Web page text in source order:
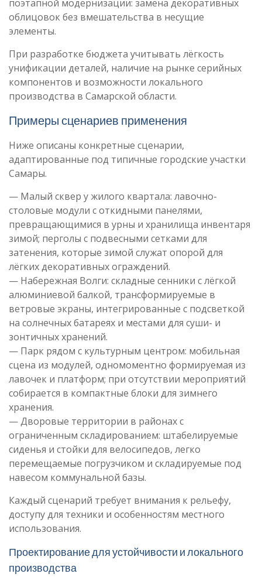
поэтапной модернизации: замена декоративных
облицовок без вмешательства в несущие
элементы.
При разработке бюджета учитывать лёгкость
унификации деталей, наличие на рынке серийных
компонентов и возможности локального
производства в Самарской области.
Примеры сценариев применения
Ниже описаны конкретные сценарии,
адаптированные под типичные городские участки
Самары.
— Малый сквер у жилого квартала: лавочно-
столовые модули с откидными панелями,
превращающимися в урны и хранилища инвентаря
зимой; перголы с подвесными сетками для
затенения, которые зимой служат опорой для
лёгких декоративных ограждений.
— Набережная Волги: складные сенники с лёгкой
алюминиевой балкой, трансформируемые в
ветровые экраны, интегрированные с подсветкой
на солнечных батареях и местами для суши- и
зонтичных хранений.
— Парк рядом с культурным центром: мобильная
сцена из модулей, одномоментно формируемая из
лавочек и платформ; при отсутствии мероприятий
собирается в компактные блоки для зимнего
хранения.
— Дворовые территории в районах с
ограниченным складированием: штабелируемые
сиденья и стойки для велосипедов, легко
перемещаемые погрузчиком и складируемые под
навесом коммунальной базы.
Каждый сценарий требует внимания к рельефу,
доступу для техники и особенностям местного
использования.
Проектирование для устойчивости и локального
производства